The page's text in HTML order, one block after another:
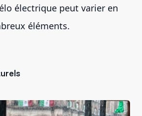
électrique peut varier en
éléments.